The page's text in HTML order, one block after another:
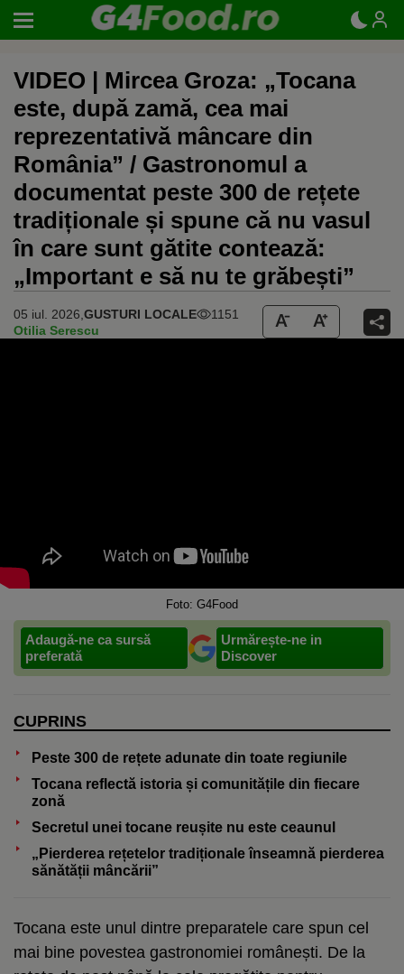
VIDEO | Mircea Groza: „Tocana
este, după zamă, cea mai
reprezentativă mâncare din
România” / Gastronomul a
documentat peste 300 de rețete
tradiționale și spune că nu vasul
în care sunt gătite contează:
„Important e să nu te grăbești”
05 iul. 2026, GUSTURI LOCALE
1151
Otilia Serescu
Foto: G4Food
Adaugă-ne ca sursă
preferată
Urmărește-ne in
Discover
CUPRINS
Peste 300 de rețete adunate din toate regiunile
Tocana reflectă istoria și comunitățile din fiecare
zonă
Secretul unei tocane reușite nu este ceaunul
„Pierderea rețetelor tradiționale înseamnă pierderea
sănătății mâncării”
Tocana este unul dintre preparatele care spun cel
mai bine povestea gastronomiei românești. De la